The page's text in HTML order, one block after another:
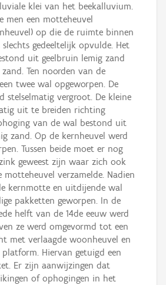
klei van het beekalluvium.
men een motteheuvel
op die de ruimte binnen
gedeeltelijk opvulde. Het
uit geelbruin lemig zand
Ten noorden van de
twee wal opgeworpen. De
stelselmatig vergroot. De kleine
uit te breiden richting
van de wal bestond uit
zand. Op de kernheuvel werd
Tussen beide moet er nog
geweest zijn waar zich ook
verzamelde. Nadien
kernmotte en uitdijende wal
pakketten geworpen. In de
helft van de 14de eeuw werd
ze werd omgevormd tot een
met verlaagde woonheuvel en
Hiervan getuigd een
Er zijn aanwijzingen dat
of ophogingen in het